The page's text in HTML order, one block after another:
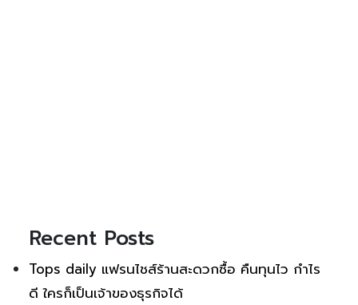
Recent Posts
Tops daily แฟรนไชส์ร้านสะดวกซื้อ คืนทุนไว กำไร
ดี ใครก็เป็นเจ้าของธุรกิจได้